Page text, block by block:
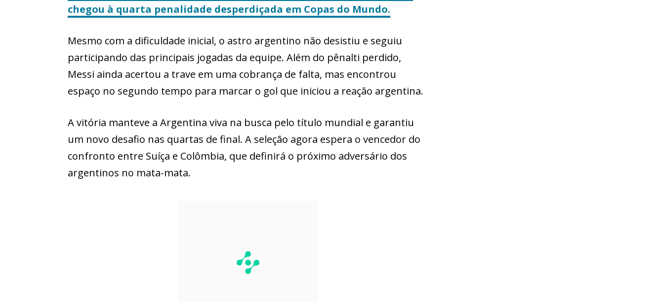
chegou à quarta penalidade desperdiçada em Copas do Mundo.
Mesmo com a dificuldade inicial, o astro argentino não desistiu e seguiu
participando das principais jogadas da equipe. Além do pênalti perdido,
Messi ainda acertou a trave em uma cobrança de falta, mas encontrou
espaço no segundo tempo para marcar o gol que iniciou a reação argentina.
A vitória manteve a Argentina viva na busca pelo título mundial e garantiu
um novo desafio nas quartas de final. A seleção agora espera o vencedor do
confronto entre Suíça e Colômbia, que definirá o próximo adversário dos
argentinos no mata-mata.